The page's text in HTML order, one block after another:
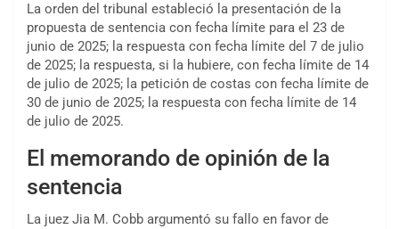
La orden del tribunal estableció la presentación de la
propuesta de sentencia con fecha límite para el 23 de
junio de 2025; la respuesta con fecha límite del 7 de julio
de 2025; la respuesta, si la hubiere, con fecha límite de 14
de julio de 2025; la petición de costas con fecha límite de
30 de junio de 2025; la respuesta con fecha límite de 14
de julio de 2025.
El memorando de opinión de la
sentencia
La juez Jia M. Cobb argumentó su fallo en favor de